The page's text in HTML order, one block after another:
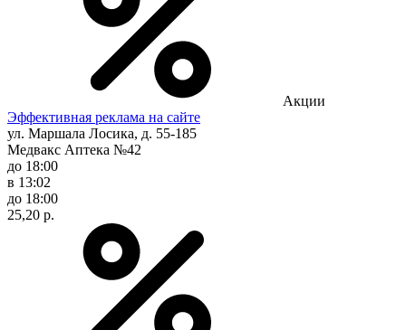
Акции
Эффективная реклама на сайте
ул. Маршала Лосика, д. 55-185
Медвакс Аптека №42
до 18:00
в 13:02
до 18:00
25,20 р.